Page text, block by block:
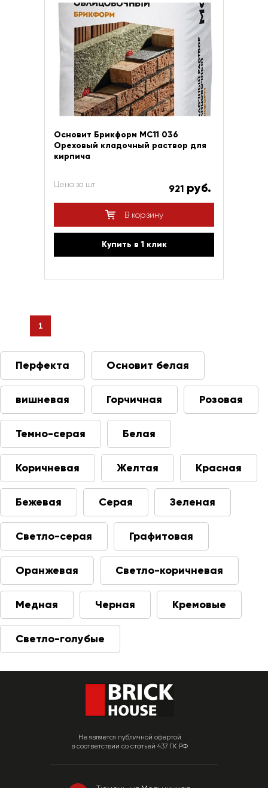
Основит Брикформ МС11 036
Ореховый кладочный раствор для
кирпича
Цена за шт 921 руб.
В корзину
Купить в 1 клик
1
Перфекта Основит белая
вишневая Горчичная Розовая
Темно-серая Белая
Коричневая Желтая Красная
Бежевая Серая Зеленая
Светло-серая Графитовая
Оранжевая Светло-коричневая
Медная Черная Кремовые
Светло-голубые
Не является публичной офертой
в соответствии со статьей 437 ГК РФ